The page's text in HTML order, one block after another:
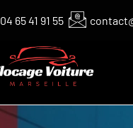
04 65 41 91 55